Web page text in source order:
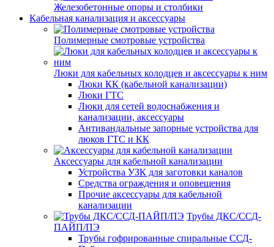
Железобетонные опоры и столбики
Кабельная канализация и аксессуары
Полимерные смотровые устройства
Люки для кабельных колодцев и аксессуары к ним
Люки КК (кабельной канализации)
Люки ГТС
Люки для сетей водоснабжения и
канализации, аксессуары
Антивандальные запорные устройства для
люков ГТС и КК
Аксессуары для кабельной канализации
Устройства УЗК для заготовки каналов
Средства ограждения и оповещения
Прочие аксессуары для кабельной
канализации
Трубы ДКС/ССД-
ПАЙП/ПЭ
Трубы гофрированные спиральные ССД-